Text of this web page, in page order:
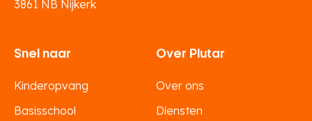
3861 NB Nijkerk
Snel naar
Kinderopvang
Basisschool
Over Plutar
Over ons
Diensten